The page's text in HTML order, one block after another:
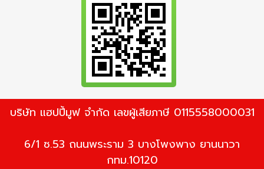
บริษัท แฮปปี้มูฟ จำกัด เลขผู้เสียภาษี 0115558000031
6/1 ซ.53 ถนนพระราม 3 บางโพงพาง ยานนาวา
กทม.10120